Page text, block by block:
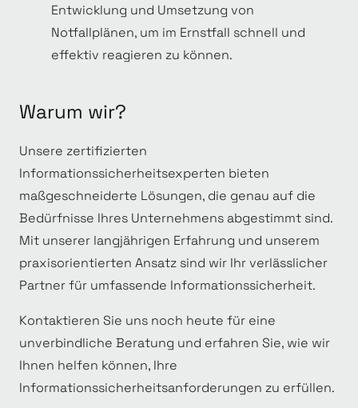
Entwicklung und Umsetzung von
Notfallplänen, um im Ernstfall schnell und
effektiv reagieren zu können.
Warum wir?
Unsere zertifizierten
Informationssicherheitsexperten bieten
maßgeschneiderte Lösungen, die genau auf die
Bedürfnisse Ihres Unternehmens abgestimmt sind.
Mit unserer langjährigen Erfahrung und unserem
praxisorientierten Ansatz sind wir Ihr verlässlicher
Partner für umfassende Informationssicherheit.
Kontaktieren Sie uns noch heute für eine
unverbindliche Beratung und erfahren Sie, wie wir
Ihnen helfen können, Ihre
Informationssicherheitsanforderungen zu erfüllen.